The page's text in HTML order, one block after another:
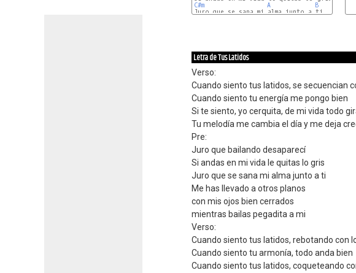
C#m
A
B
Juro que se sana mi alma junto a ti
Letra de Tus Latidos
Verso:
Cuando siento tus latidos, se secuencian
Cuando siento tu energía me pongo bien
Si te siento, yo cerquita, de mi vida todo
Tu melodía me cambia el día y me deja
Pre:
Juro que bailando desaparecí
Si andas en mi vida le quitas lo gris
Juro que se sana mi alma junto a ti
Me has llevado a otros planos
con mis ojos bien cerrados
mientras bailas pegadita a mi
Verso:
Cuando siento tus latidos, rebotando con
Cuando siento tu armonía, todo anda bien
Cuando siento tus latidos, coqueteando